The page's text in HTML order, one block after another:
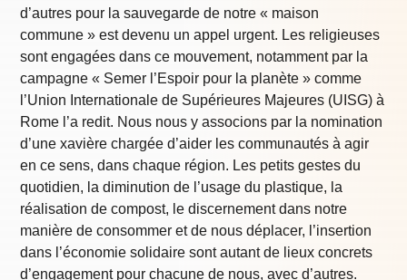
d’autres pour la sauvegarde de notre « maison
commune » est devenu un appel urgent. Les religieuses
sont engagées dans ce mouvement, notamment par la
campagne « Semer l’Espoir pour la planète » comme
l’Union Internationale de Supérieures Majeures (UISG) à
Rome l’a redit. Nous nous y associons par la nomination
d’une xavière chargée d’aider les communautés à agir
en ce sens, dans chaque région. Les petits gestes du
quotidien, la diminution de l’usage du plastique, la
réalisation de compost, le discernement dans notre
manière de consommer et de nous déplacer, l’insertion
dans l’économie solidaire sont autant de lieux concrets
d’engagement pour chacune de nous, avec d’autres.